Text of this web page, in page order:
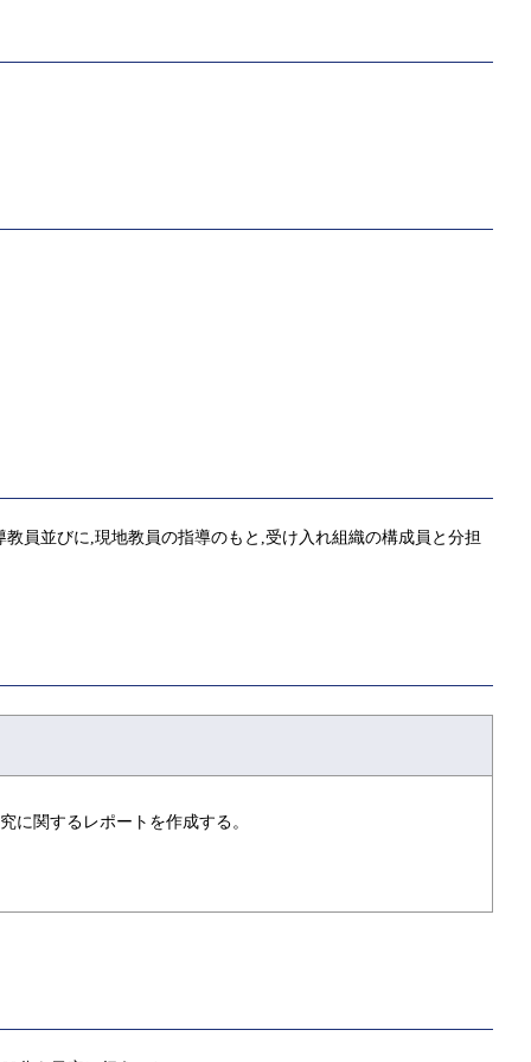
員並びに,現地教員の指導のもと,受け入れ組織の構成員と分担
に関するレポートを作成する。